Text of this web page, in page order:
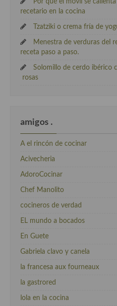
Por qué el móvil se
recetario en la cocina
Tzatziki o crema fría de
Menestra de verduras del
receta paso a paso.
Solomillo de cerdo ibérico
rosas
amigos .
A el rincón de cocinar
Acivecheria
AdoroCocinar
Chef Manolito
cocineros de verdad
EL mundo a bocados
En Guete
Gabriela clavo y canela
la francesa aux fourneaux
la gastrored
lola en la cocina